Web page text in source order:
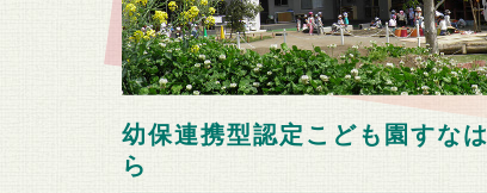
幼保連携型認定こども園すなは
ら